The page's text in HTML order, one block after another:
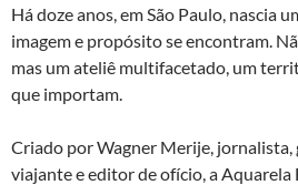
Há doze anos, em São Paulo, nascia
imagem e propósito se encontram.
mas um ateliê multifacetado, um
que importam.
Criado por Wagner Merije,
viajante e editor de ofício, a Aquarela